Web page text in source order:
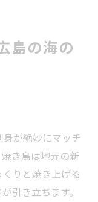
島の海の
が絶妙にマッチ
き鳥は地元の新
りと焼き上げる
引き立ちます。